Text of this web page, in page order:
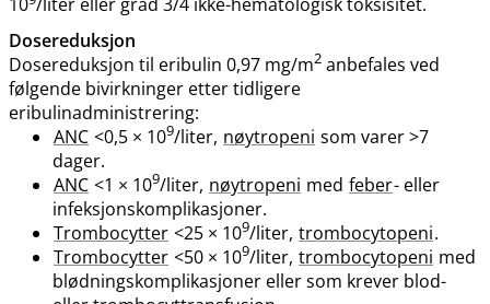
Dosereduksjon
Dosereduksjon til eribulin 0,97 mg​​/​​m2 anbefales ved
følgende bivirkninger etter tidligere
eribulinadministrering:
ANC <0,5 × 109/liter, nøytropeni som varer >7
dager.
ANC <1 × 109/liter, nøytropeni med feber- eller
infeksjonskomplikasjoner.
Trombocytter <25 × 109/liter, trombocytopeni.
Trombocytter <50 × 109/liter, trombocytopeni med
blødningskomplikasjoner eller som krever blod-